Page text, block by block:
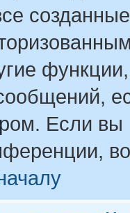
Если вы